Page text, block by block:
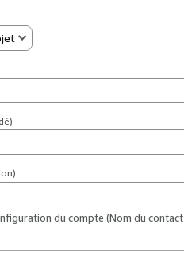
du compte (Nom du